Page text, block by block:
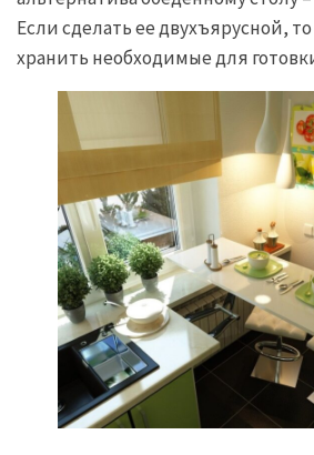
Если сделать ее двухъярусной,
хранить необходимые для